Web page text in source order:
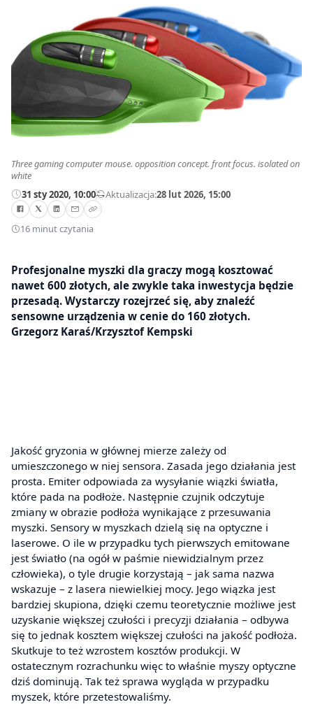
Three gaming computer mouse. opposition concept. front focus. isolated on
white
31 sty 2020, 10:00—Aktualizacja:28 lut 2026, 15:00
16 minut czytania
Profesjonalne myszki dla graczy mogą kosztować
nawet 600 złotych, ale zwykle taka inwestycja będzie
przesadą. Wystarczy rozejrzeć się, aby znaleźć
sensowne urządzenia w cenie do 160 złotych.
Grzegorz Karaś/Krzysztof Kempski
Jakość gryzonia w głównej mierze zależy od
umieszczonego w niej sensora. Zasada jego działania jest
prosta. Emiter odpowiada za wysyłanie wiązki światła,
które pada na podłoże. Następnie czujnik odczytuje
zmiany w obrazie podłoża wynikające z przesuwania
myszki. Sensory w myszkach dzielą się na optyczne i
laserowe. O ile w przypadku tych pierwszych emitowane
jest światło (na ogół w paśmie niewidzialnym przez
człowieka), o tyle drugie korzystają – jak sama nazwa
wskazuje – z lasera niewielkiej mocy. Jego wiązka jest
bardziej skupiona, dzięki czemu teoretycznie możliwe jest
uzyskanie większej czułości i precyzji działania – odbywa
się to jednak kosztem większej czułości na jakość podłoża.
Skutkuje to też wzrostem kosztów produkcji. W
ostatecznym rozrachunku więc to właśnie myszy optyczne
dziś dominują. Tak też sprawa wygląda w przypadku
myszek, które przetestowaliśmy.